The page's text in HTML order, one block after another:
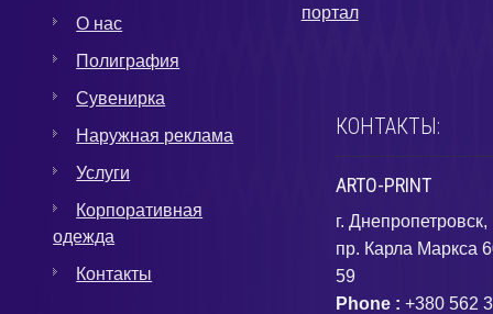
О нас
Полиграфия
Сувенирка
Наружная реклама
Услуги
Корпоративная
одежда
Контакты
портал
КОНТАКТЫ:
ARTO-PRINT
г. Днепропетровск,
пр. Карла Маркса
59
Phone : +380 562